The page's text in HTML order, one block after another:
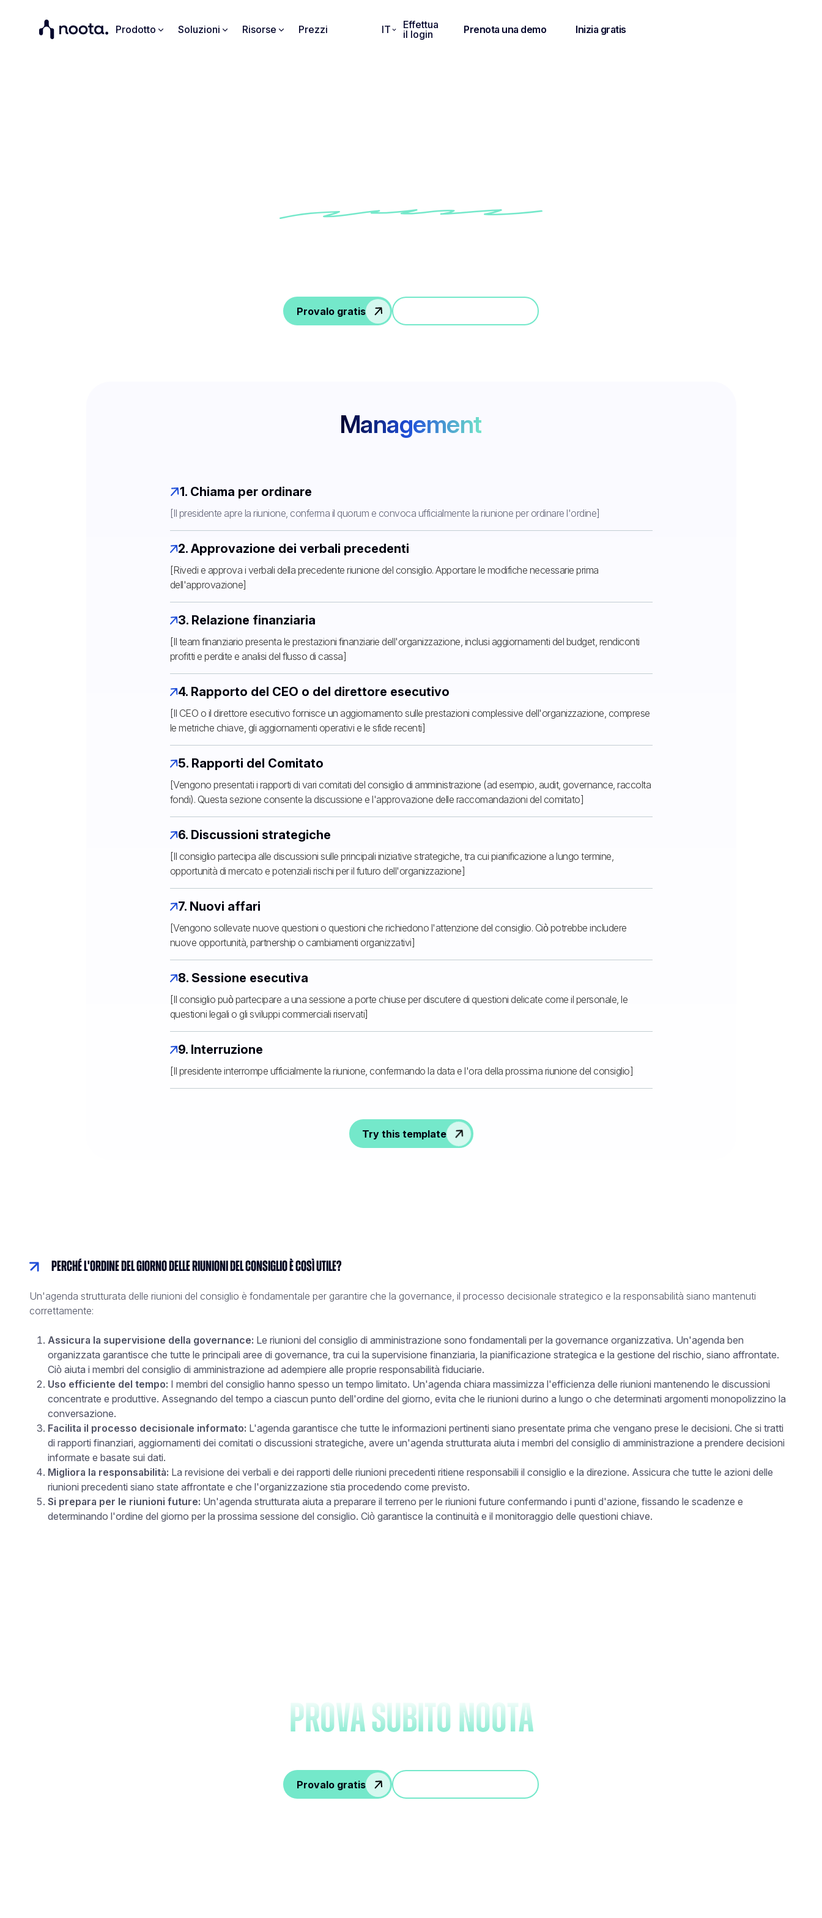
Prodotto Soluzioni Risorse Prezzi IT
Effettua
il login
Prenota una demo Inizia gratis
Provalo gratis
Management
1. Chiama per ordinare
[Il presidente apre la riunione, conferma il quorum e convoca ufficialmente la riunione per ordinare l'ordine]
2. Approvazione dei verbali precedenti
[Rivedi e approva i verbali della precedente riunione del consiglio. Apportare le modifiche necessarie prima
dell'approvazione]
3. Relazione finanziaria
[Il team finanziario presenta le prestazioni finanziarie dell'organizzazione, inclusi aggiornamenti del budget, rendiconti
profitti e perdite e analisi del flusso di cassa]
4. Rapporto del CEO o del direttore esecutivo
[Il CEO o il direttore esecutivo fornisce un aggiornamento sulle prestazioni complessive dell'organizzazione, comprese
le metriche chiave, gli aggiornamenti operativi e le sfide recenti]
5. Rapporti del Comitato
[Vengono presentati i rapporti di vari comitati del consiglio di amministrazione (ad esempio, audit, governance, raccolta
fondi). Questa sezione consente la discussione e l'approvazione delle raccomandazioni del comitato]
6. Discussioni strategiche
[Il consiglio partecipa alle discussioni sulle principali iniziative strategiche, tra cui pianificazione a lungo termine,
opportunità di mercato e potenziali rischi per il futuro dell'organizzazione]
7. Nuovi affari
[Vengono sollevate nuove questioni o questioni che richiedono l'attenzione del consiglio. Ciò potrebbe includere
nuove opportunità, partnership o cambiamenti organizzativi]
8. Sessione esecutiva
[Il consiglio può partecipare a una sessione a porte chiuse per discutere di questioni delicate come il personale, le
questioni legali o gli sviluppi commerciali riservati]
9. Interruzione
[Il presidente interrompe ufficialmente la riunione, confermando la data e l'ora della prossima riunione del consiglio]
Try this template
Perché l'ordine del giorno delle riunioni del consiglio è così utile?
Un'agenda strutturata delle riunioni del consiglio è fondamentale per garantire che la governance, il processo decisionale strategico e la responsabilità siano mantenuti
correttamente:
Assicura la supervisione della governance: Le riunioni del consiglio di amministrazione sono fondamentali per la governance organizzativa. Un'agenda ben
organizzata garantisce che tutte le principali aree di governance, tra cui la supervisione finanziaria, la pianificazione strategica e la gestione del rischio, siano affrontate.
Ciò aiuta i membri del consiglio di amministrazione ad adempiere alle proprie responsabilità fiduciarie.
Uso efficiente del tempo: I membri del consiglio hanno spesso un tempo limitato. Un'agenda chiara massimizza l'efficienza delle riunioni mantenendo le discussioni
concentrate e produttive. Assegnando del tempo a ciascun punto dell'ordine del giorno, evita che le riunioni durino a lungo o che determinati argomenti monopolizzino la
conversazione.
Facilita il processo decisionale informato: L'agenda garantisce che tutte le informazioni pertinenti siano presentate prima che vengano prese le decisioni. Che si tratti
di rapporti finanziari, aggiornamenti dei comitati o discussioni strategiche, avere un'agenda strutturata aiuta i membri del consiglio di amministrazione a prendere decisioni
informate e basate sui dati.
Migliora la responsabilità: La revisione dei verbali e dei rapporti delle riunioni precedenti ritiene responsabili il consiglio e la direzione. Assicura che tutte le azioni delle
riunioni precedenti siano state affrontate e che l'organizzazione stia procedendo come previsto.
Si prepara per le riunioni future: Un'agenda strutturata aiuta a preparare il terreno per le riunioni future confermando i punti d'azione, fissando le scadenze e
determinando l'ordine del giorno per la prossima sessione del consiglio. Ciò garantisce la continuità e il monitoraggio delle questioni chiave.
prova subito Noota
Provalo gratis